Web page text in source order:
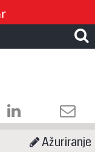
Ažuriranje